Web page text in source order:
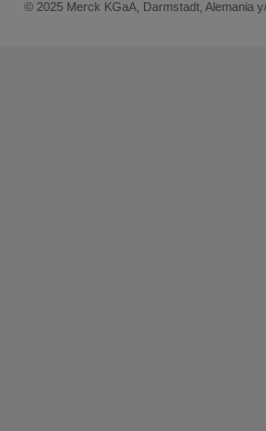
© 2025 Merck KGaA, Darmstadt, Alemania